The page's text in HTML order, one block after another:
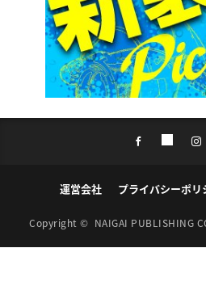
運営会社 プライバシーポリ
Copyright © NAIGAI PUBLISHING